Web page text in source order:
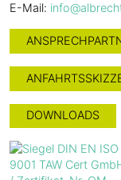
E-Mail:
DOWNLOADS